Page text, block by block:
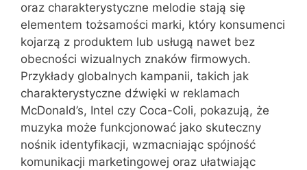
oraz charakterystyczne melodie stają się
elementem tożsamości marki, który konsumenci
kojarzą z produktem lub usługą nawet bez
obecności wizualnych znaków firmowych.
Przykłady globalnych kampanii, takich jak
charakterystyczne dźwięki w reklamach
McDonald’s, Intel czy Coca-Coli, pokazują, że
muzyka może funkcjonować jako skuteczny
nośnik identyfikacji, wzmacniając spójność
komunikacji marketingowej oraz ułatwiając